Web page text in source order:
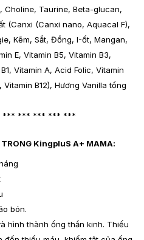
Choline, Taurine, Beta-glucan,
(Canxi (Canxi nano, Aquacal F),
Kẽm, Sắt, Đồng, I-ốt, Mangan,
E, Vitamin B5, Vitamin B3,
Vitamin A, Acid Folic, Vitamin
Vitamin B12), Hương Vanilla tổng
*** *** *** ***
TRONG KingpluS A+ MAMA:
bón.
hình thành ống thần kinh. Thiếu